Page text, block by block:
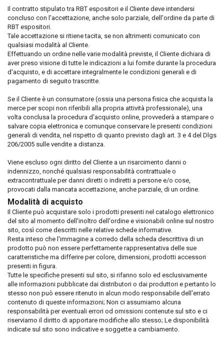
Il contratto stipulato tra RBT espositori e il Cliente deve intendersi
concluso con l'accettazione, anche solo parziale, dell'ordine da parte di
RBT espositori.
Tale accettazione si ritiene tacita, se non altrimenti comunicato con
qualsiasi modalità al Cliente.
Effettuando un ordine nelle varie modalità previste, il Cliente dichiara di
aver preso visione di tutte le indicazioni a lui fornite durante la procedura
d'acquisto, e di accettare integralmente le condizioni generali e di
pagamento di seguito trascritte.
Se il Cliente è un consumatore (ossia una persona fisica che acquista la
merce per scopi non riferibili alla propria attività professionale), una
volta conclusa la procedura d'acquisto online, provvederà a stampare o
salvare copia elettronica e comunque conservare le presenti condizioni
generali di vendita, nel rispetto di quanto previsto dagli art. 3 e 4 del Dlgs
206/2005 sulle vendite a distanza.
Viene escluso ogni diritto del Cliente a un risarcimento danni o
indennizzo, nonché qualsiasi responsabilità contrattuale o
extracontrattuale per danni diretti o indiretti a persone e/o cose,
provocati dalla mancata accettazione, anche parziale, di un ordine.
Modalità di acquisto
Il Cliente può acquistare solo i prodotti presenti nel catalogo elettronico
del sito al momento dell'inoltro dell'ordine e visionabili online sul nostro
sito, così come descritti nelle relative schede informative.
Resta inteso che l'immagine a corredo della scheda descrittiva di un
prodotto può non essere perfettamente rappresentativa delle sue
caratteristiche ma differire per colore, dimensioni, prodotti accessori
presenti in figura.
Tutte le specifiche presenti sul sito, si rifanno solo ed esclusivamente
alle informazioni pubblicate dai distributori o dai produttori e pertanto lo
stesso non può essere ritenuto in alcun modo responsabile dell'errato
contenuto di queste informazioni; Non ci assumiamo alcuna
responsabilità per eventuali errori od omissioni contenute sul sito e ci
riserviamo il diritto di apportare modifiche allo stesso; Le disponibilità
indicate sul sito sono indicative e soggette a cambiamento.